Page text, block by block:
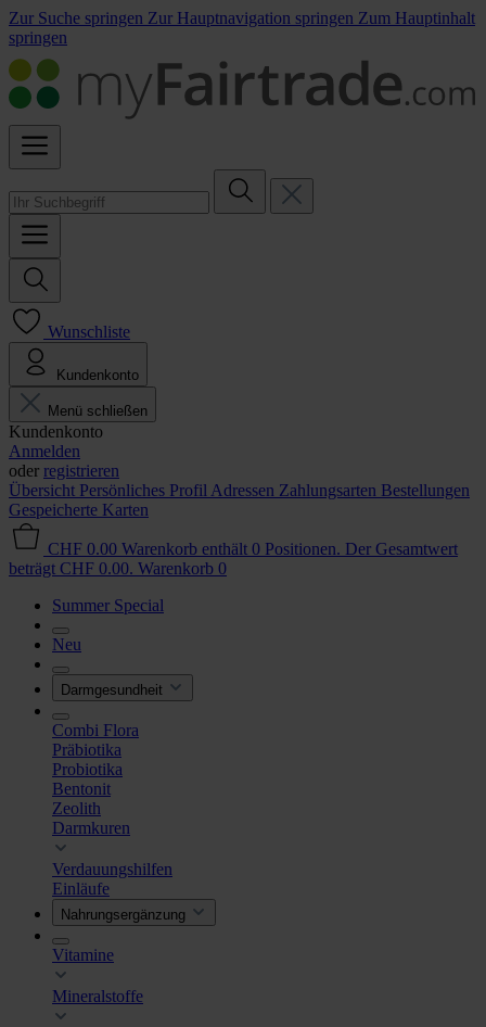
Zur Suche springen Zur Hauptnavigation springen Zum Hauptinhalt
springen
Wunschliste
Kundenkonto
Menü schließen
Kundenkonto
Anmelden
oder registrieren
Übersicht Persönliches Profil Adressen Zahlungsarten Bestellungen
Gespeicherte Karten
CHF 0.00 Warenkorb enthält 0 Positionen. Der Gesamtwert
beträgt CHF 0.00. Warenkorb 0
Summer Special
Neu
Darmgesundheit
Combi Flora
Präbiotika
Probiotika
Bentonit
Zeolith
Darmkuren
Verdauungshilfen
Einläufe
Nahrungsergänzung
Vitamine
Mineralstoffe